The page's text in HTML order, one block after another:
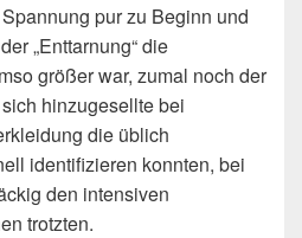
pur zu Beginn und
„Enttarnung“ die
größer war, zumal noch der
hinzugesellte bei
die üblich
identifizieren konnten, bei
den intensiven
trotzten.